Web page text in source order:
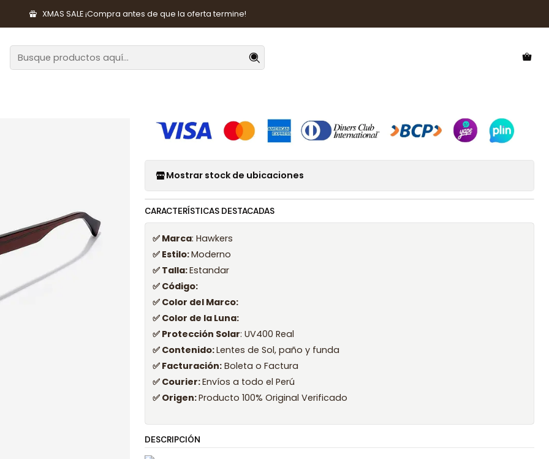
XMAS SALE ¡Compra antes de que la oferta termine!
de Moda Lentes y Accesorios Lentes de Sol Lentes de Sol Hawkers Inwood HINW21WWX0
Lentes de Sol Hawkers Inwood
Mostrar stock de ubicaciones
CARACTERÍSTICAS DESTACADAS
✅ Marca: Hawkers
✅ Estilo:Moderno
✅ Talla:Estandar
✅ Código:
✅ Color del Marco:
✅ Color de la Luna:
✅ Protección Solar: UV400 Real
✅ Contenido:Lentes de Sol, paño y funda
✅ Facturación: Boleta o Factura
✅ Courier:Envíos a todo el Perú
✅ Origen:Producto 100% Original Verificado
DESCRIPCIÓN